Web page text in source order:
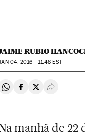
RUBIO
04, 2016 - 11:48 EST
Compartir en Whatsapp
Compartir en
Compartir en
manhã de 22